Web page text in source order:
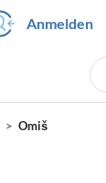
Anmelden
Omiš